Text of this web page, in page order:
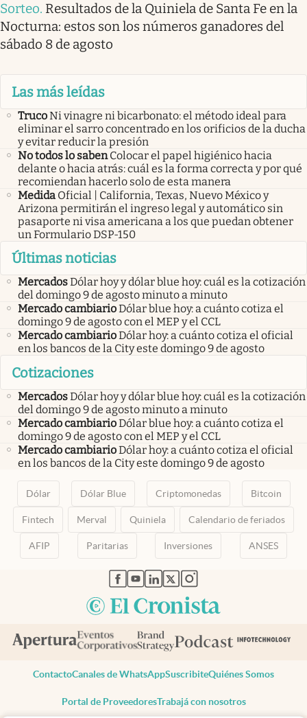
Sorteo. Resultados de la Quiniela de Santa Fe en la
Nocturna: estos son los números ganadores del
sábado 8 de agosto
Las más leídas
TrucoNi vinagre ni bicarbonato: el método ideal para
eliminar el sarro concentrado en los orificios de la ducha
y evitar reducir la presión
No todos lo saben Colocar el papel higiénico hacia
delante o hacia atrás: cuál es la forma correcta y por qué
recomiendan hacerlo solo de esta manera
Medida Oficial | California, Texas, Nuevo México y
Arizona permitirán el ingreso legal y automático sin
pasaporte ni visa americana a los que puedan obtener
un Formulario DSP-150
Últimas noticias
MercadosDólar hoy y dólar blue hoy: cuál es la cotización
del domingo 9 de agosto minuto a minuto
Mercado cambiarioDólar blue hoy: a cuánto cotiza el
domingo 9 de agosto con el MEP y el CCL
Mercado cambiarioDólar hoy: a cuánto cotiza el oficial
en los bancos de la City este domingo 9 de agosto
Cotizaciones
MercadosDólar hoy y dólar blue hoy: cuál es la cotización
del domingo 9 de agosto minuto a minuto
Mercado cambiarioDólar blue hoy: a cuánto cotiza el
domingo 9 de agosto con el MEP y el CCL
Mercado cambiarioDólar hoy: a cuánto cotiza el oficial
en los bancos de la City este domingo 9 de agosto
Dólar Dólar Blue Criptomonedas Bitcoin
Fintech Merval Quiniela Calendario de feriados
AFIP Paritarias Inversiones ANSES
abre en nueva pestaña
abre en nueva pestaña
abre en nueva pestaña
abre en nueva pestaña
abre en nueva pestaña
ContactoCanales de WhatsAppSuscribiteQuiénes Somos
Portal de ProveedoresTrabajá con nosotros